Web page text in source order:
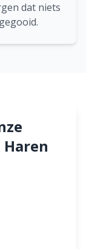
dat niets